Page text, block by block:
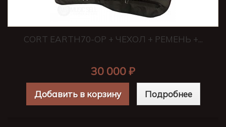
CORT EARTH70-OP + ЧЕХОЛ + РЕМЕНЬ +...
30 000 ₽
Добавить в корзину Подробнее